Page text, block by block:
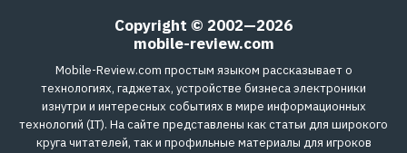
Copyright © 2002—2026
mobile-review.com
Mobile-Review.com простым языком рассказывает о
технологиях, гаджетах, устройстве бизнеса электроники
изнутри и интересных событиях в мире информационных
технологий (IT). На сайте представлены как статьи для широкого
круга читателей, так и профильные материалы для игроков